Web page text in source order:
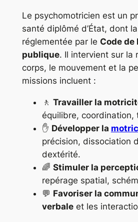
Le psychomotricien est un
santé diplômé d’État, dont
réglementée par le Code de
publique. Il intervient sur la
corps, le mouvement et la
missions incluent :
🚶 Travailler la
équilibre, coordination,
✋ Développer la
précision, dissociation
dextérité.
🌈 Stimuler la
repérage spatial,
💬 Favoriser la
verbaleet les